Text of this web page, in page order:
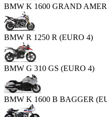
BMW K 1600 GRAND
BMW R 1250 R (EURO 4)
BMW G 310 GS (EURO 4)
BMW K 1600 B BAGGER